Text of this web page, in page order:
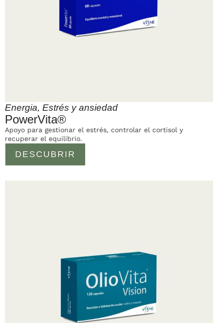
Energia, Estrés y ansiedad
PowerVita®
DESCUBRIR
Apoyo para gestionar el estrés, controlar el cortisol y
recuperar el equilibrio.